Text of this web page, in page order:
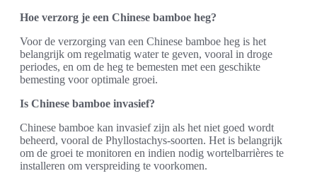
Hoe verzorg je een Chinese bamboe heg?
Voor de verzorging van een Chinese bamboe heg is het
belangrijk om regelmatig water te geven, vooral in droge
periodes, en om de heg te bemesten met een geschikte
bemesting voor optimale groei.
Is Chinese bamboe invasief?
Chinese bamboe kan invasief zijn als het niet goed wordt
beheerd, vooral de Phyllostachys-soorten. Het is belangrijk
om de groei te monitoren en indien nodig wortelbarrières te
installeren om verspreiding te voorkomen.